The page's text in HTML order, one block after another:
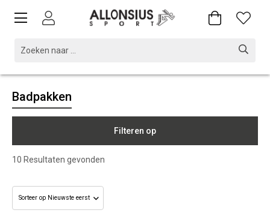
Badpakken
Filteren op
10 Resultaten gevonden